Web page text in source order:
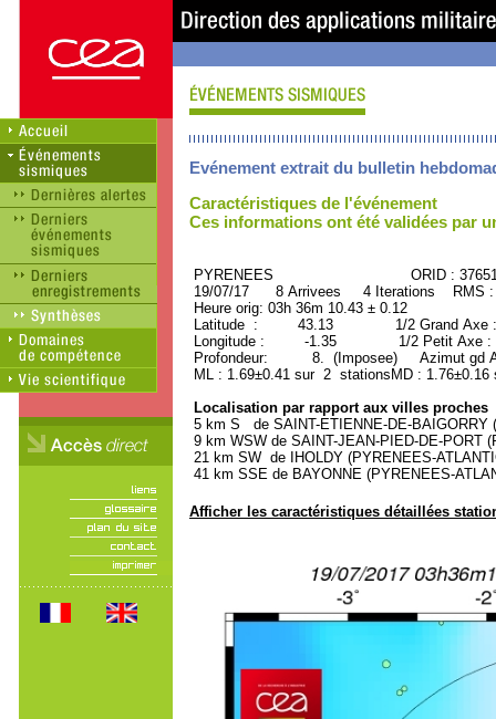
Evénement extrait du bulletin
Caractéristiques de l'événement
Ces informations ont été validées par
PYRENEES ORID :
19/07/17 8 Arrivees 4 Iterations RMS
Heure orig: 03h 36m 10.43 ± 0.12
Latitude : 43.13 1/2 Grand Axe
Longitude : -1.35 1/2 Petit Axe :
Profondeur: 8. (Imposee) Azimut gd
ML : 1.69±0.41 sur 2 stationsMD :
Localisation par rapport aux villes proches
5 km S de SAINT-ETIENNE-DE-BAIGORRY
9 km WSW de SAINT-JEAN-PIED-DE-PORT
21 km SW de IHOLDY (PYRENEES-
41 km SSE de BAYONNE (PYRENEES-
Afficher les caractéristiques détaillées